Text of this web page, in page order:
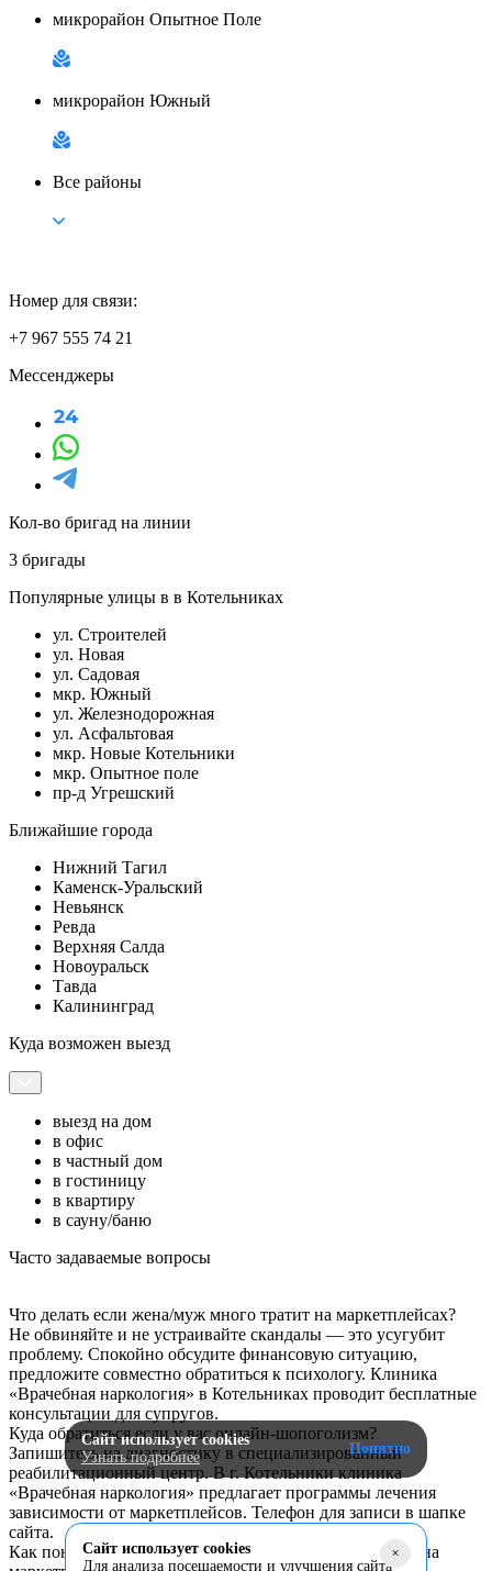
микрорайон Опытное Поле
микрорайон Южный
Все районы
Номер для связи:
+7 967 555 74 21
Мессенджеры
Кол-во бригад на линии
3 бригады
Популярные улицы в в Котельниках
ул. Строителей
ул. Новая
ул. Садовая
мкр. Южный
ул. Железнодорожная
ул. Асфальтовая
мкр. Новые Котельники
мкр. Опытное поле
пр-д Угрешский
Ближайшие города
Нижний Тагил
Каменск-Уральский
Невьянск
Ревда
Верхняя Салда
Новоуральск
Тавда
Калининград
Куда возможен выезд
выезд на дом
в офис
в частный дом
в гостиницу
в квартиру
в сауну/баню
Часто задаваемые вопросы
Что делать если жена/муж много тратит на маркетплейсах?
Не обвиняйте и не устраивайте скандалы — это усугубит
проблему. Спокойно обсудите финансовую ситуацию,
предложите совместно обратиться к психологу. Клиника
«Врачебная наркология» в Котельниках проводит бесплатные
консультации для супругов.
Куда обратиться если у вас онлайн-шопоголизм?
Запишитесь на диагностику в специализированный
реабилитационный центр. В г. Котельники клиника
«Врачебная наркология» предлагает программы лечения
зависимости от маркетплейсов. Телефон для записи в шапке
сайта.
Как понять, что у жены/мужа зависимость от покупок на
+
Сайт использует cookies
Для анализа посещаемости и улучшения сайта
Сайт использует cookies
Узнать подробнее
Понятно